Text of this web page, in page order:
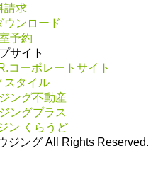
請求
ウンロード
予約
サイト
コーポレートサイト
スタイル
ング不動産
ングプラス
ン くらうど
ジング All Rights Reserved.